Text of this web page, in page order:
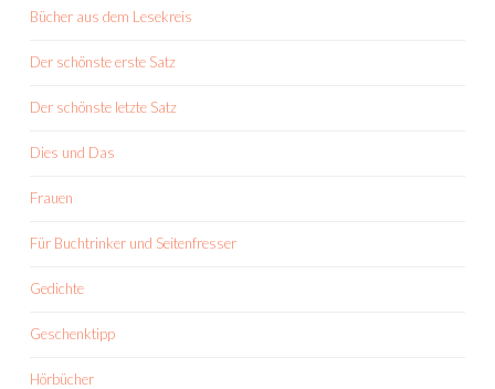
Bücher aus dem Lesekreis
Der schönste erste Satz
Der schönste letzte Satz
Dies und Das
Frauen
Für Buchtrinker und Seitenfresser
Gedichte
Geschenktipp
Hörbücher